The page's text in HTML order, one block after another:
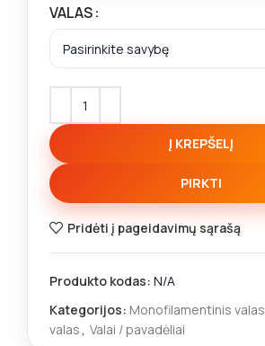
VALAS
Į KREPŠELĮ
PIRKTI
Pridėti į pageidavimų sąrašą
Produkto kodas: N/A
Kategorijos: Monofilamentinis valas
valas, Valai / pavadėliai